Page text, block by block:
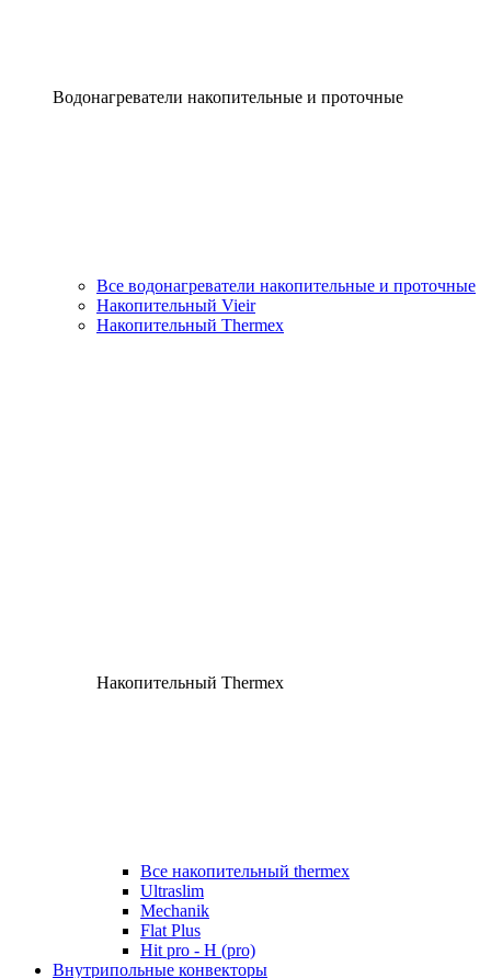
Водонагреватели накопительные и проточные
Все водонагреватели накопительные и проточные
Накопительный Vieir
Накопительный Thermex
Накопительный Thermex
Все накопительный thermex
Ultraslim
Mechanik
Flat Plus
Hit pro - H (pro)
Внутрипольные конвекторы